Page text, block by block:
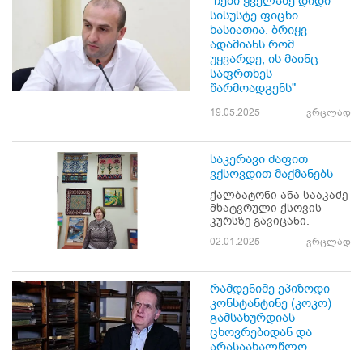
სისუსტე ფიცხი
ხასიათია. ბრიყვ
ადამიანს რომ
უყვარდე, ის მაინც
საფრთხეს
წარმოადგენს"
19.05.2025 ვრცლად
საკერავი ძაფით
ვქსოვდით მაქმანებს
ქალბატონი ანა სააკაძე
მხატვრული ქსოვის
კურსზე გავიცანი.
02.01.2025 ვრცლად
რამდენიმე ეპიზოდი
კონსტანტინე (კოკო)
გამსახურდიას
ცხოვრებიდან და
არასაახალწლო